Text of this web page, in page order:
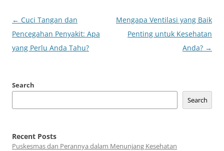
Post
navigation
← Cuci Tangan dan
Pencegahan Penyakit: Apa
yang Perlu Anda Tahu?
Mengapa Ventilasi yang Baik
Penting untuk Kesehatan
Anda? →
Search
Search
Recent Posts
Puskesmas dan Perannya dalam Menunjang Kesehatan